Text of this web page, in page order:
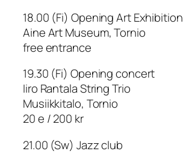
18.00 (Fi) Opening Art Exhibition
Aine Art Museum, Tornio
free entrance
19.30 (Fi) Opening concert
Iiro Rantala String Trio
Musiikkitalo, Tornio
20 e / 200 kr
21.00 (Sw) Jazz club